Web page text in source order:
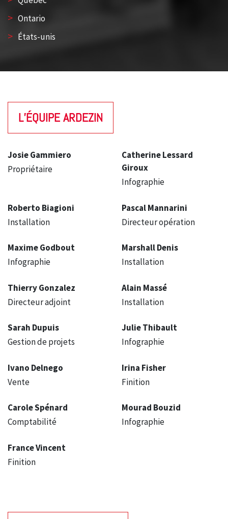
> Ontario
> États-unis
L’ÉQUIPE ARDEZIN
Josie Gammiero
Propriétaire
Catherine Lessard
Giroux
Infographie
Roberto Biagioni
Installation
Pascal Mannarini
Directeur opération
Maxime Godbout
Infographie
Marshall Denis
Installation
Thierry Gonzalez
Directeur adjoint
Alain Massé
Installation
Sarah Dupuis
Gestion de projets
Julie Thibault
Infographie
Ivano Delnego
Vente
Irina Fisher
Finition
Carole Spénard
Comptabilité
Mourad Bouzid
Infographie
France Vincent
Finition